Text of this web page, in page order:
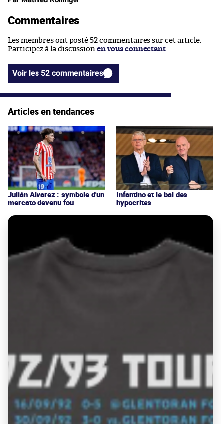
Commentaires
Les membres ont posté 52 commentaires sur cet article.
Participez à la discussion en vous connectant
Voir les 52 commentaires
Articles en tendances
Julián Alvarez : symbole d'un
mercato devenu fou
Infantino et le bal des
hypocrites